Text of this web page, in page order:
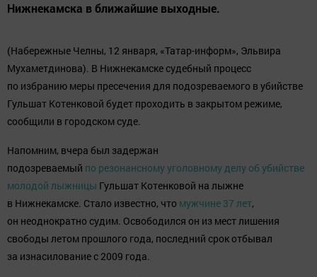
Нижнекамска в ближайшие выходные.
(Набережные Челны, 12 января, «Татар-информ», Эльвира
Мухаметдинова). В Нижнекамске судебный процесс
по избранию меры пресечения для подозреваемого в убийстве
Гульшат Котенковой будет проходить в закрытом режиме,
сообщили в городском суде.
Напомним, вчера был задержан
подозреваемый по резонансному уголовному делу об убийстве
молодой лыжницы Гульшат Котенковой на лыжне
в Нижнекамске. Стало известно, что мужчине 37 лет,
он неоднократно судим. Освободился он из мест лишения
свободы летом прошлого года, последний срок отбывал
за изнасилование с 2009 года.